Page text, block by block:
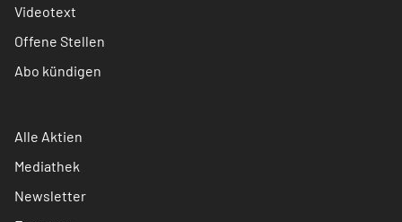
Videotext
Offene Stellen
Abo kündigen
Alle Aktien
Mediathek
Newsletter